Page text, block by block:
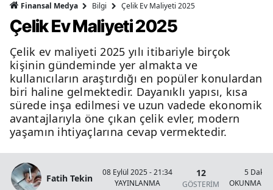
Finansal Medya Bilgi Çelik Ev Maliyeti 2025
Çelik Ev Maliyeti 2025
Çelik ev maliyeti 2025 yılı itibariyle birçok
kişinin gündeminde yer almakta ve
kullanıcıların araştırdığı en popüler konulardan
biri haline gelmektedir. Dayanıklı yapısı, kısa
sürede inşa edilmesi ve uzun vadede ekonomik
avantajlarıyla öne çıkan çelik evler, modern
yaşamın ihtiyaçlarına cevap vermektedir.
Fatih Tekin
08 Eylül 2025 - 21:34
YAYINLANMA
12
GÖSTERİM
5 Dakika
OKUNMA